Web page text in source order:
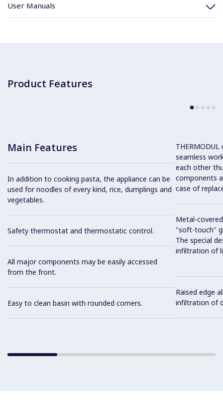
User Manuals
Product Features
Main Features
In addition to cooking pasta, the appliance can be
used for noodles of every kind, rice, dumplings and
vegetables.
Safety thermostat and thermostatic control.
All major components may be easily accessed
from the front.
Easy to clean basin with rounded corners.
seamless
each other
components
case of
Metal-
"soft-touch"
The special
infiltration of
Raised edge
infiltration of